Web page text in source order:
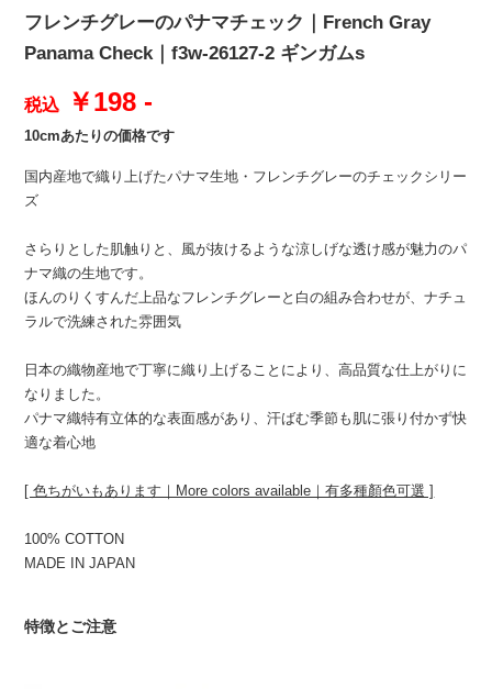
フレンチグレーのパナマチェック｜French Gray
Panama Check｜f3w-26127-2 ギンガムs
税込 ￥198 -
10cmあたりの価格です
国内産地で織り上げたパナマ生地・フレンチグレーのチェックシリー
ズ
さらりとした肌触りと、風が抜けるような涼しげな透け感が魅力のパ
ナマ織の生地です。
ほんのりくすんだ上品なフレンチグレーと白の組み合わせが、ナチュ
ラルで洗練された雰囲気
日本の織物産地で丁寧に織り上げることにより、高品質な仕上がりに
なりました。
パナマ織特有立体的な表面感があり、汗ばむ季節も肌に張り付かず快
適な着心地
[ 色ちがいもあります｜More colors available｜有多種顏色可選 ]
100% COTTON
MADE IN JAPAN
特徴とご注意